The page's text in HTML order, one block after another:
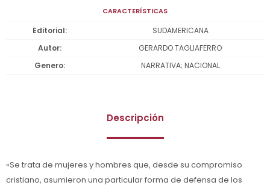
CARACTERÍSTICAS
Editorial
SUDAMERICANA
Autor
GERARDO TAGLIAFERRO
Genero
NARRATIVA; NACIONAL
Descripción
«Se trata de mujeres y hombres que, desde su compromiso
cristiano, asumieron una particular forma de defensa de los